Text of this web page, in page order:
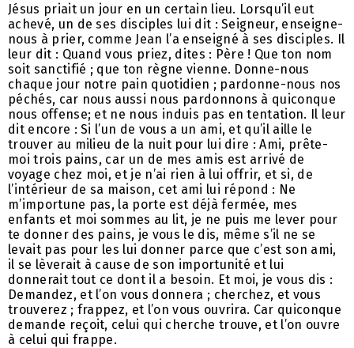
Jésus priait un jour en un certain lieu. Lorsqu’il eut
achevé, un de ses disciples lui dit : Seigneur, enseigne-
nous à prier, comme Jean l’a enseigné à ses disciples. Il
leur dit : Quand vous priez, dites : Père ! Que ton nom
soit sanctifié ; que ton règne vienne. Donne-nous
chaque jour notre pain quotidien ; pardonne-nous nos
péchés, car nous aussi nous pardonnons à quiconque
nous offense; et ne nous induis pas en tentation. Il leur
dit encore : Si l’un de vous a un ami, et qu’il aille le
trouver au milieu de la nuit pour lui dire : Ami, prête-
moi trois pains, car un de mes amis est arrivé de
voyage chez moi, et je n’ai rien à lui offrir, et si, de
l’intérieur de sa maison, cet ami lui répond : Ne
m’importune pas, la porte est déjà fermée, mes
enfants et moi sommes au lit, je ne puis me lever pour
te donner des pains, je vous le dis, même s’il ne se
levait pas pour les lui donner parce que c’est son ami,
il se lèverait à cause de son importunité et lui
donnerait tout ce dont il a besoin. Et moi, je vous dis :
Demandez, et l’on vous donnera ; cherchez, et vous
trouverez ; frappez, et l’on vous ouvrira. Car quiconque
demande reçoit, celui qui cherche trouve, et l’on ouvre
à celui qui frappe.